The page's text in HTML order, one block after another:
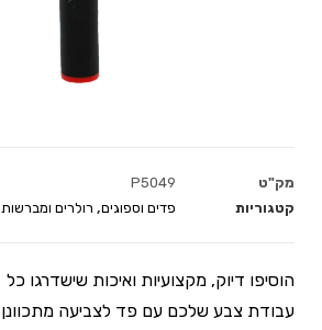
מק"ט
P5049
קטגוריות
פדים וספוגים, רולרים ומברשות
הוסיפו דיוק, מקצועיות ואיכות שישדרגו כל